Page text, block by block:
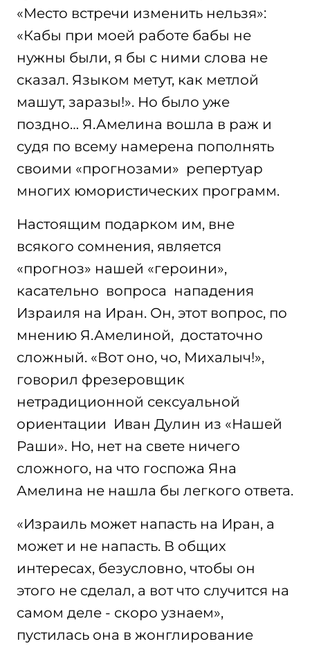
«Место встречи изменить нельзя»:
«Кабы при моей работе бабы не
нужны были, я бы с ними слова не
сказал. Языком метут, как метлой
машут, заразы!». Но было уже
поздно… Я.Амелина вошла в раж и
судя по всему намерена пополнять
своими «прогнозами» репертуар
многих юмористических программ.
Настоящим подарком им, вне
всякого сомнения, является
«прогноз» нашей «героини»,
касательно вопроса нападения
Израиля на Иран. Он, этот вопрос, по
мнению Я.Амелиной, достаточно
сложный. «Вот оно, чо, Михалыч!»,
говорил фрезеровщик
нетрадиционной сексуальной
ориентации Иван Дулин из «Нашей
Раши». Но, нет на свете ничего
сложного, на что госпожа Яна
Амелина не нашла бы легкого ответа.
«Израиль может напасть на Иран, а
может и не напасть. В общих
интересах, безусловно, чтобы он
этого не сделал, а вот что случится на
самом деле - скоро узнаем»,
пустилась она в жонглирование